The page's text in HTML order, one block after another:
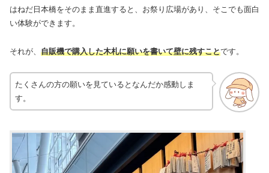
はねだ日本橋をそのまま直進すると、お祭り広場があり、そこでも面白
い体験ができます。
それが、 自販機で購入した木札に願いを書いて壁に残すことです。
たくさんの方の願いを見ているとなんだか感動しま
す。